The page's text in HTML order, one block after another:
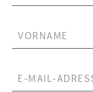
VORNAME
E-MAIL-